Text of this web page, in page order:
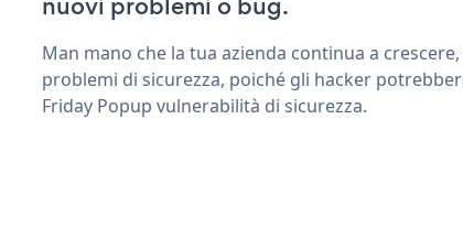
Man mano che la tua azienda continua a
problemi di sicurezza, poiché gli hacker
Friday Popup vulnerabilità di sicurezza.